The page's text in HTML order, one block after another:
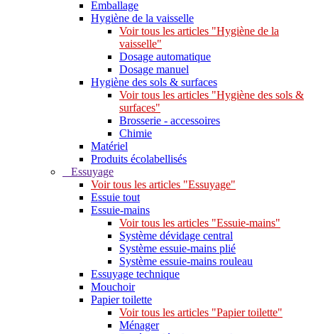
Emballage
Hygiène de la vaisselle
Voir tous les articles "Hygiène de la
vaisselle"
Dosage automatique
Dosage manuel
Hygiène des sols & surfaces
Voir tous les articles "Hygiène des sols &
surfaces"
Brosserie - accessoires
Chimie
Matériel
Produits écolabellisés
Essuyage
Voir tous les articles "Essuyage"
Essuie tout
Essuie-mains
Voir tous les articles "Essuie-mains"
Système dévidage central
Système essuie-mains plié
Système essuie-mains rouleau
Essuyage technique
Mouchoir
Papier toilette
Voir tous les articles "Papier toilette"
Ménager